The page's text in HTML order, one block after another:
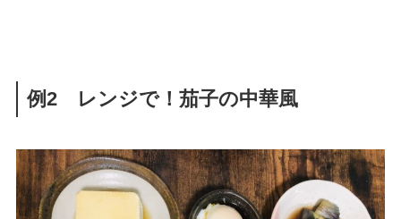
例2 レンジで！茄子の中華風